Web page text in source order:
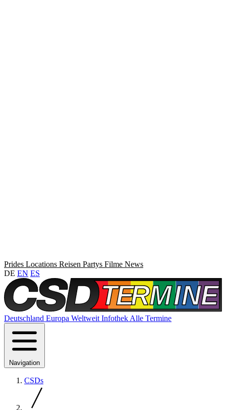
Prides Locations Reisen Partys Filme News
DE EN ES
Deutschland Europa Weltweit Infothek Alle Termine
Navigation
CSDs